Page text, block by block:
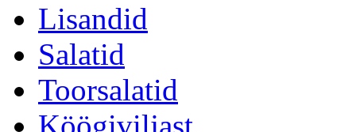
Lisandid
Salatid
Toorsalatid
Köögiviljast